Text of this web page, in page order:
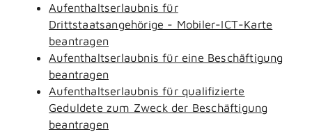
Aufenthaltserlaubnis für
Drittstaatsangehörige - Mobiler-ICT-Karte
beantragen
Aufenthaltserlaubnis für eine Beschäftigung
beantragen
Aufenthaltserlaubnis für qualifizierte
Geduldete zum Zweck der Beschäftigung
beantragen